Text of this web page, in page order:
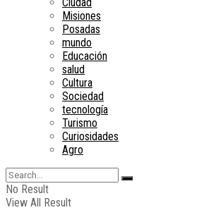
Misiones
Posadas
mundo
Educación
salud
Cultura
Sociedad
tecnología
Turismo
Curiosidades
Agro
No Result
View All Result